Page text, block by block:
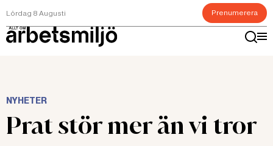
Lördag 8 Augusti Prenumerera
NYHETER
Prat stör mer än vi tror